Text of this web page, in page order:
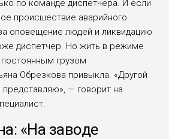
по команде диспетчера. И если
проис­шествие аварийного
оповещение людей и ликвида­цию
диспетчер. Но жить в режиме
грузом
Обрезкова привыкла. «Другой
— говорит на
«На заводе